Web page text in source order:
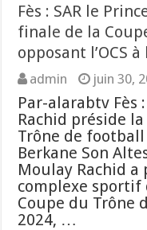
Fès : SAR le
finale de la
opposant l’OCS
admin juin 30,
Par-alarabtv Fès
Rachid préside
Trône de football
Berkane Son
Moulay Rachid a
complexe sportif
Coupe du Trône
2024, …